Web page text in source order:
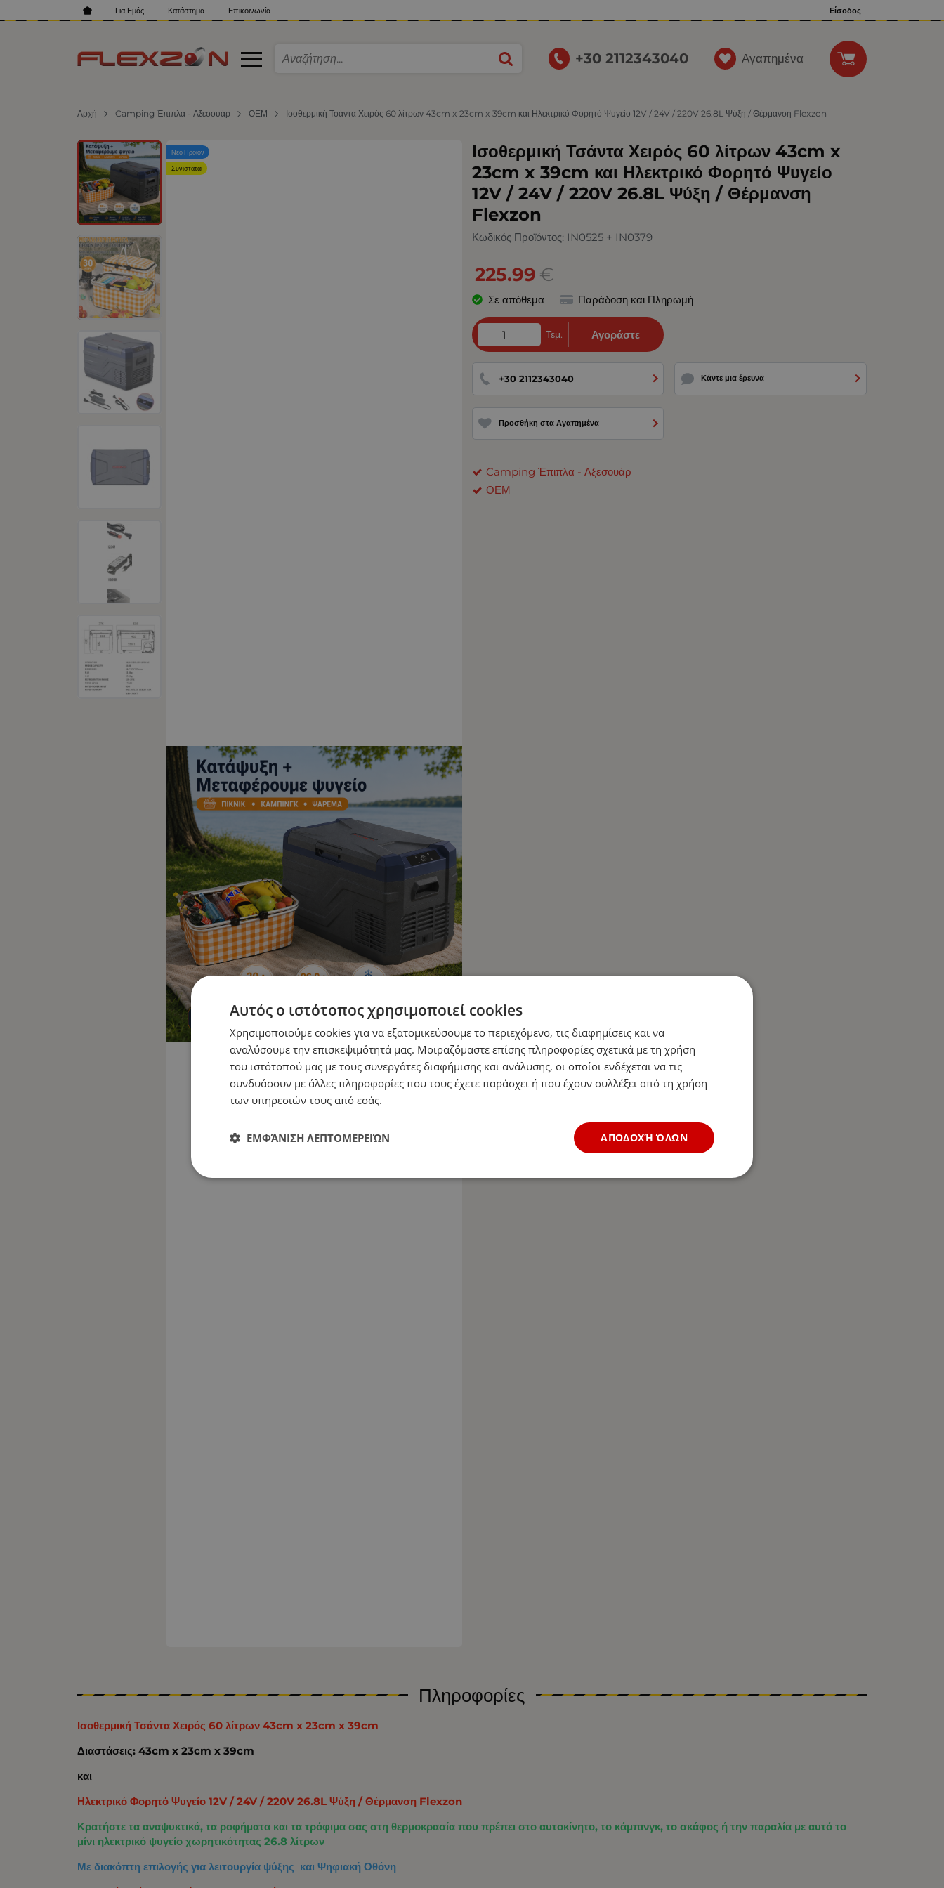
Για Εμάς Κατάστημα Επικοινωνία Είσοδος
+30 2112343040 Αγαπημένα
Αρχή Camping Έπιπλα - Αξεσουάρ ΟΕΜ Ισοθερμική Τσάντα Χειρός 60 λίτρων 43cm x 23cm x 39cm και Ηλεκτρικό Φορητό Ψυγείο 12V / 24V / 220V 26.8L Ψύξη / Θέρμανση Flexzon
Ισοθερμική Τσάντα Χειρός 60 λίτρων 43cm x
23cm x 39cm και Ηλεκτρικό Φορητό Ψυγείο
12V / 24V / 220V 26.8L Ψύξη / Θέρμανση
Flexzon
Κωδικός Προϊόντος: IN0525 + IN0379
Νέο Προϊόν
Συνιστάται
225.99 €
Σε απόθεμα Παράδοση και Πληρωμή
Τεμ. Αγοράστε
+30 2112343040 Κάντε μια έρευνα
Προσθήκη στα Αγαπημένα
Camping Έπιπλα - Αξεσουάρ
ΟΕΜ
Πληροφορίες
Ισοθερμική Τσάντα Χειρός 60 λίτρων 43cm x 23cm x 39cm
Διαστάσεις: 43cm x 23cm x 39cm
και
Ηλεκτρικό Φορητό Ψυγείο 12V / 24V / 220V 26.8L Ψύξη / Θέρμανση Flexzon
Κρατήστε τα αναψυκτικά, τα ροφήματα και τα τρόφιμα σας στη θερμοκρασία που πρέπει στο αυτοκίνητο, το κάμπινγκ, το σκάφος ή την παραλία με αυτό το
μίνι ηλεκτρικό ψυγείο χωρητικότητας 26.8 λίτρων
Με διακόπτη επιλογής για λειτουργία ψύξης και Ψηφιακή Οθόνη
Αυτός ο ιστότοπος χρησιμοποιεί cookies
Χρησιμοποιούμε cookies για να εξατομικεύσουμε το περιεχόμενο, τις διαφημίσεις και να
αναλύσουμε την επισκεψιμότητά μας. Μοιραζόμαστε επίσης πληροφορίες σχετικά με τη χρήση
του ιστότοπού μας με τους συνεργάτες διαφήμισης και ανάλυσης, οι οποίοι ενδέχεται να τις
συνδυάσουν με άλλες πληροφορίες που τους έχετε παράσχει ή που έχουν συλλέξει από τη χρήση
των υπηρεσιών τους από εσάς.
ΑΠΟΔΟΧΉ ΌΛΩΝ
ΕΜΦΆΝΙΣΗ ΛΕΠΤΟΜΕΡΕΙΏΝ